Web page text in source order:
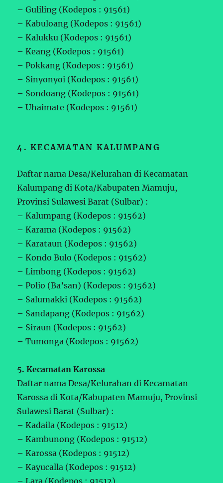
– Guliling (Kodepos : 91561)
– Kabuloang (Kodepos : 91561)
– Kalukku (Kodepos : 91561)
– Keang (Kodepos : 91561)
– Pokkang (Kodepos : 91561)
– Sinyonyoi (Kodepos : 91561)
– Sondoang (Kodepos : 91561)
– Uhaimate (Kodepos : 91561)
4. KECAMATAN KALUMPANG
Daftar nama Desa/Kelurahan di Kecamatan
Kalumpang di Kota/Kabupaten Mamuju,
Provinsi Sulawesi Barat (Sulbar) :
– Kalumpang (Kodepos : 91562)
– Karama (Kodepos : 91562)
– Karataun (Kodepos : 91562)
– Kondo Bulo (Kodepos : 91562)
– Limbong (Kodepos : 91562)
– Polio (Ba’san) (Kodepos : 91562)
– Salumakki (Kodepos : 91562)
– Sandapang (Kodepos : 91562)
– Siraun (Kodepos : 91562)
– Tumonga (Kodepos : 91562)
5. Kecamatan Karossa
Daftar nama Desa/Kelurahan di Kecamatan
Karossa di Kota/Kabupaten Mamuju, Provinsi
Sulawesi Barat (Sulbar) :
– Kadaila (Kodepos : 91512)
– Kambunong (Kodepos : 91512)
– Karossa (Kodepos : 91512)
– Kayucalla (Kodepos : 91512)
– Lara (Kodepos : 91512)